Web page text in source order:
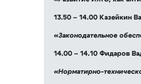
13.50 – 14.00 Казейкин
«Законодательное
14.00 – 14.10 Фидаров
«Норматирно-